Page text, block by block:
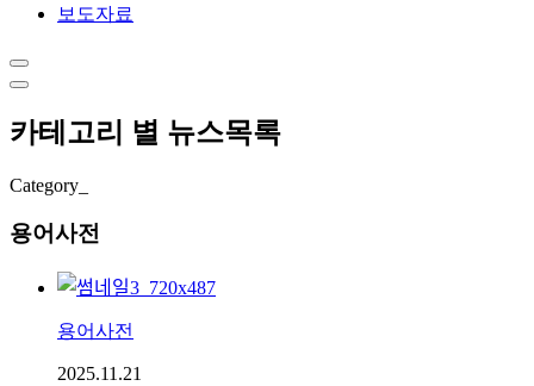
보도자료
카테고리 별 뉴스목록
Category_
용어사전
용어사전
2025.11.21